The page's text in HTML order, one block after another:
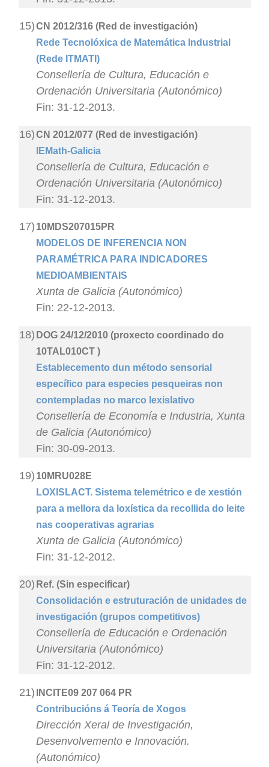
15)CN 2012/316 (Red de investigación)
Rede Tecnolóxica de Matemática Industrial
(Rede ITMATI)
Consellería de Cultura, Educación e
Ordenación Universitaria (Autonómico)
Fin: 31-12-2013.
16)CN 2012/077 (Red de investigación)
IEMath-Galicia
Consellería de Cultura, Educación e
Ordenación Universitaria (Autonómico)
Fin: 31-12-2013.
17) 10MDS207015PR
MODELOS DE INFERENCIA NON
PARAMÉTRICA PARA INDICADORES
MEDIOAMBIENTAIS
Xunta de Galicia (Autonómico)
Fin: 22-12-2013.
18) DOG 24/12/2010 (proxecto coordinado do
10TAL010CT )
Establecemento dun método sensorial
específico para especies pesqueiras non
contempladas no marco lexislativo
Consellería de Economía e Industria, Xunta
de Galicia (Autonómico)
Fin: 30-09-2013.
19) 10MRU028E
LOXISLACT. Sistema telemétrico e de xestión
para a mellora da loxística da recollida do leite
nas cooperativas agrarias
Xunta de Galicia (Autonómico)
Fin: 31-12-2012.
20) Ref. (Sin especificar)
Consolidación e estruturación de unidades de
investigación (grupos competitivos)
Consellería de Educación e Ordenación
Universitaria (Autonómico)
Fin: 31-12-2012.
21) INCITE09 207 064 PR
Contribucións á Teoría de Xogos
Dirección Xeral de Investigación,
Desenvolvemento e Innovación.
(Autonómico)